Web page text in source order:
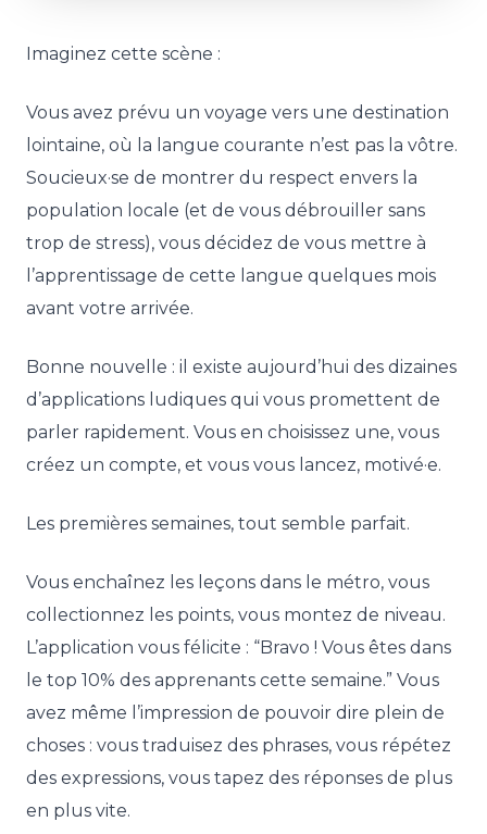
Imaginez cette scène :
Vous avez prévu un voyage vers une destination
lointaine, où la langue courante n’est pas la vôtre.
Soucieux·se de montrer du respect envers la
population locale (et de vous débrouiller sans
trop de stress), vous décidez de vous mettre à
l’apprentissage de cette langue quelques mois
avant votre arrivée.
Bonne nouvelle : il existe aujourd’hui des dizaines
d’applications ludiques qui vous promettent de
parler rapidement. Vous en choisissez une, vous
créez un compte, et vous vous lancez, motivé·e.
Les premières semaines, tout semble parfait.
Vous enchaînez les leçons dans le métro, vous
collectionnez les points, vous montez de niveau.
L’application vous félicite : “Bravo ! Vous êtes dans
le top 10% des apprenants cette semaine.” Vous
avez même l’impression de pouvoir dire plein de
choses : vous traduisez des phrases, vous répétez
des expressions, vous tapez des réponses de plus
en plus vite.